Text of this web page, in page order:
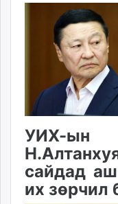
24tsag.mn
shuud.mn
zarig.mn
today.mn
zuv.mn
mminfo.mn
ugluu.mn
urlag.mn
unen.mn
УИХ-
сайдад
их зөрчил